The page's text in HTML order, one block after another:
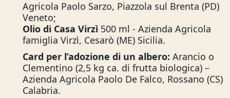
Agricola Paolo Sarzo, Piazzola sul Brenta (PD)
Veneto;
Olio di Casa Virzì 500 ml - Azienda Agricola
famiglia Virzì, Cesarò (ME) Sicilia.
Card per l’adozione di un albero: Arancio o
Clementino (2,5 kg ca. di frutta biologica) –
Azienda Agricola Paolo De Falco, Rossano (CS)
Calabria.